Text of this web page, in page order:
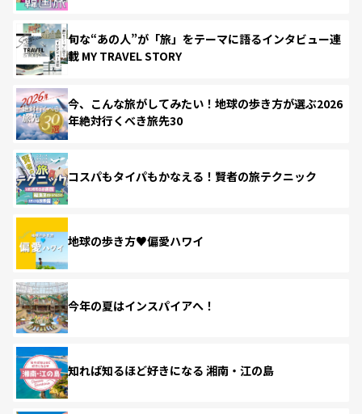
旬な“あの人”が「旅」をテーマに語るインタビュー連
載 MY TRAVEL STORY
今、こんな旅がしてみたい！地球の歩き方が選ぶ2026
年絶対行くべき旅先30
コスパもタイパもかなえる！賢者の旅テクニック
地球の歩き方♥偏愛ハワイ
今年の夏はインスパイアへ！
知れば知るほど好きになる 湘南・江の島